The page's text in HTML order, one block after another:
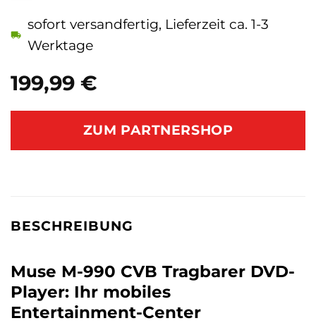
199,99 €
sofort versandfertig, Lieferzeit ca. 1-3
Werktage
ZUM PARTNERSHOP
BESCHREIBUNG
Muse M-990 CVB Tragbarer DVD-
Player: Ihr mobiles
Entertainment-Center